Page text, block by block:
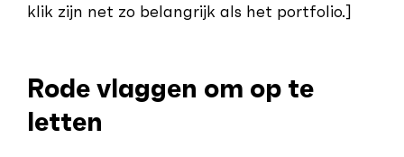
klik zijn net zo belangrijk als het portfolio.]
Rode vlaggen om op te
letten